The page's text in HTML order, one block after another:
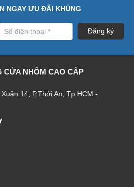
NGAY ƯU ĐÃI KHỦNG
CỬA NHÔM CAO CẤP
14, P.Thới An, Tp.HCM -